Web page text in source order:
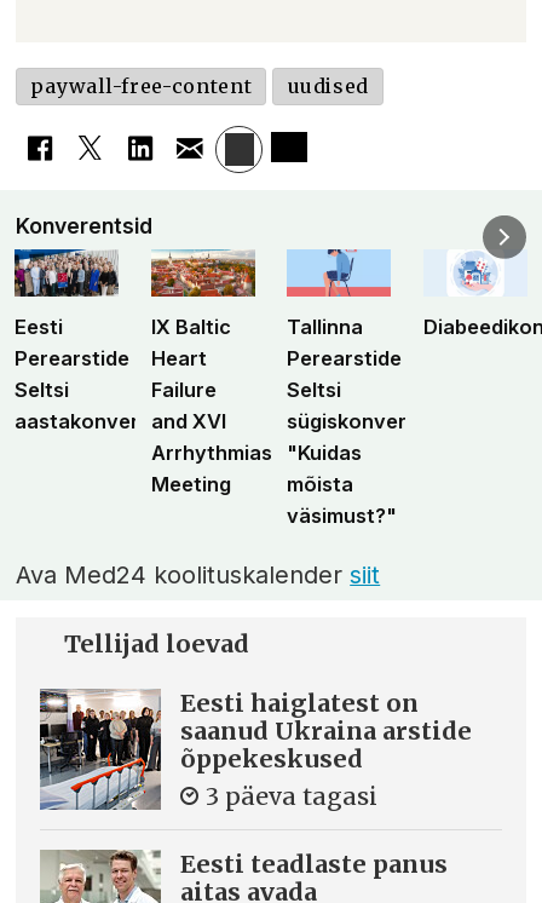
paywall-free-content uudised
Konverentsid
Eesti
Perearstide
Seltsi
aastakonverents
IX Baltic
Heart
Failure
and XVI
Arrhythmias
Meeting
Tallinna
Perearstide
Seltsi
sügiskonverents
"Kuidas
mõista
väsimust?"
Ava Med24 koolituskalendersiit
Tellijad loevad
Eesti haiglatest on
saanud Ukraina arstide
õppekeskused
3 päeva tagasi
Eesti teadlaste panus
aitas avada